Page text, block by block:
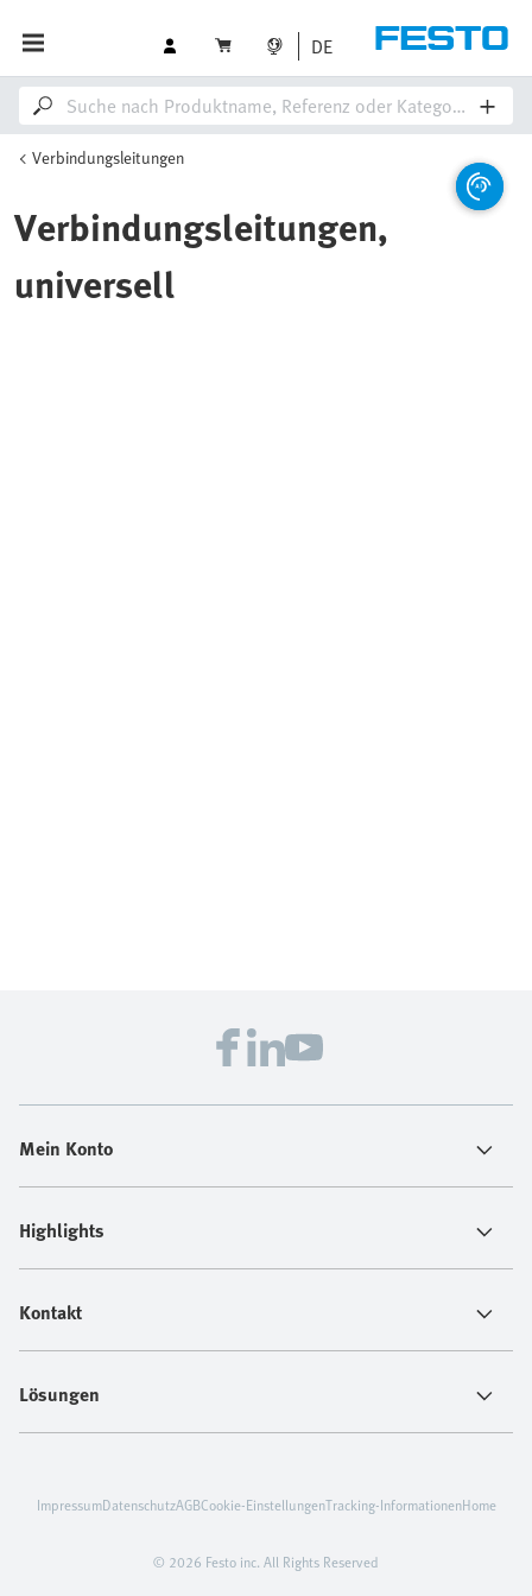
DE
Verbindungsleitungen
Verbindungsleitungen,
universell
Mein Konto
Highlights
Kontakt
Lösungen
© 2026 Festo inc. All Rights Reserved
ImpressumDatenschutzAGBCookie-EinstellungenTracking-InformationenHome